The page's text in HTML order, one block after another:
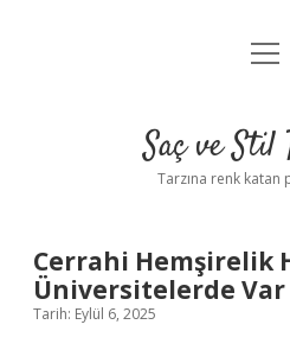
Yasal
Saç ve Stil
Tarzına renk katan
Cerrahi Hemşirelik
Üniversitelerde Var
Tarih: Eylül 6, 2025